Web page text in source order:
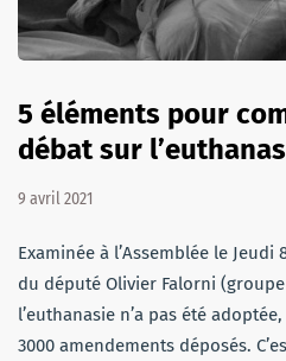
5 éléments pour
débat sur
9 avril 2021
Examinée à l’Assemblée le
du député Olivier Falorni
l’euthanasie n’a pas été
3000 amendements déposés.